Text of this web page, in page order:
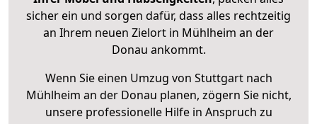
sicher ein und sorgen dafür, dass alles rechtzeitig
an Ihrem neuen Zielort in Mühlheim an der
Donau ankommt.
Wenn Sie einen Umzug von Stuttgart nach
Mühlheim an der Donau planen, zögern Sie nicht,
unsere professionelle Hilfe in Anspruch zu